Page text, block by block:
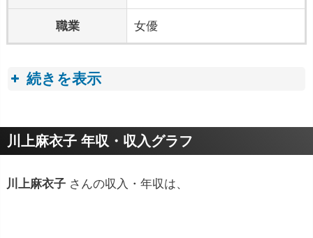
職業 女優
続きを表示
プロフィールトピック
川上麻衣子 年収・収入グラフ
川上麻衣子 さんの収入・年収は、